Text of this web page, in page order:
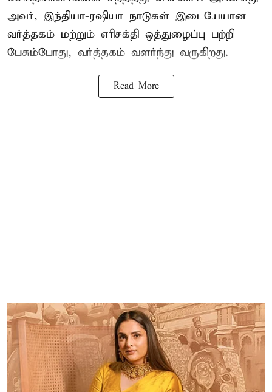
அவர், இந்தியா-ரஷியா நாடுகள் இடையேயான
வர்த்தகம் மற்றும் எரிசக்தி ஒத்துழைப்பு பற்றி
பேசும்போது, வர்த்தகம் வளர்ந்து வருகிறது.
Read More